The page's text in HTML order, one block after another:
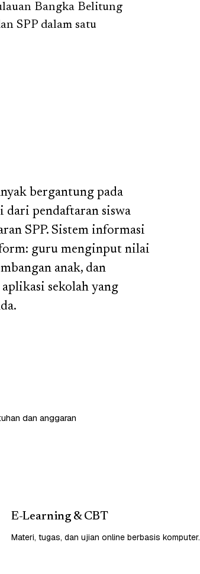
Bangka Belitung
SPP dalam satu
bergantung pada
dari pendaftaran siswa
SPP. Sistem informasi
guru menginput nilai
anak, dan
sekolah yang
dan anggaran
E-Learning & CBT
Materi, tugas, dan ujian online berbasis komputer.